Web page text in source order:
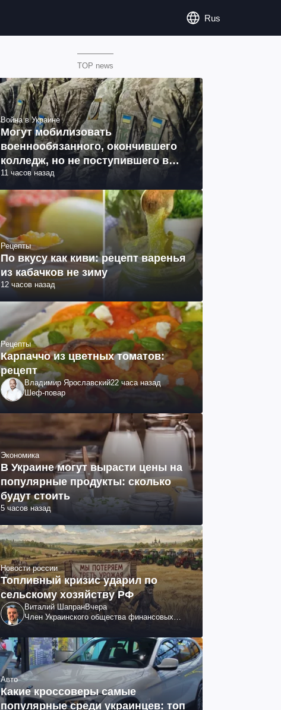
Rus
TOP news
Война в Украине
Могут мобилизовать
военнообязанного, окончившего
колледж, но не поступившего в
вуз: объяснение юриста
11 часов назад
Рецепты
По вкусу как киви: рецепт варенья
из кабачков не зиму
12 часов назад
Рецепты
Карпаччо из цветных томатов:
рецепт
Владимир Ярославский22 часа назад
Шеф-повар
Экономика
В Украине могут вырасти цены на
популярные продукты: сколько
будут стоить
5 часов назад
Новости россии
Топливный кризис ударил по
сельскому хозяйству РФ
Виталий ШапранВчера
Член Украинского общества финансовых
Авто
Какие кроссоверы самые
популярные среди украинцев: топ